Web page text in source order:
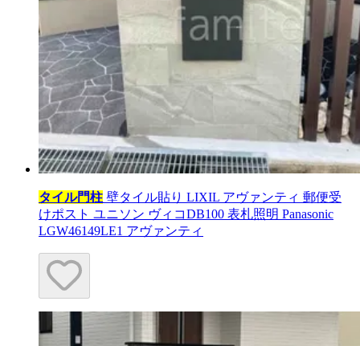
タイル門柱 壁タイル貼り LIXIL アヴァンティ 郵便受
けポスト ユニソン ヴィコDB100 表札照明 Panasonic
LGW46149LE1 アヴァンティ